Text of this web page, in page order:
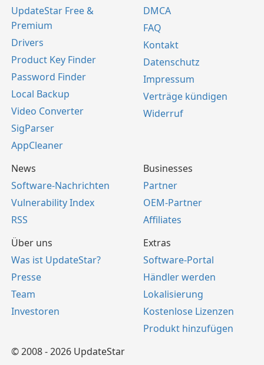
UpdateStar Free &
Premium
Drivers
Product Key Finder
Password Finder
Local Backup
Video Converter
SigParser
AppCleaner
DMCA
FAQ
Kontakt
Datenschutz
Impressum
Verträge kündigen
Widerruf
News
Software-Nachrichten
Vulnerability Index
RSS
Businesses
Partner
OEM-Partner
Affiliates
Über uns
Was ist UpdateStar?
Presse
Team
Investoren
Extras
Software-Portal
Händler werden
Lokalisierung
Kostenlose Lizenzen
Produkt hinzufügen
© 2008 - 2026 UpdateStar